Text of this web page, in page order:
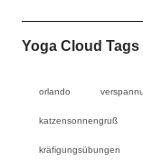
Yoga Cloud Tags
orlando
katzensonnengruß
kräfigungsübungen